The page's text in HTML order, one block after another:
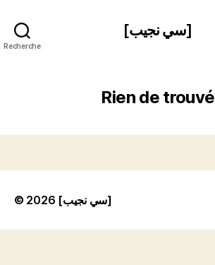
Recherche
[سي نجيب]
Rien de trouvé
© 2026 [سي نجيب]